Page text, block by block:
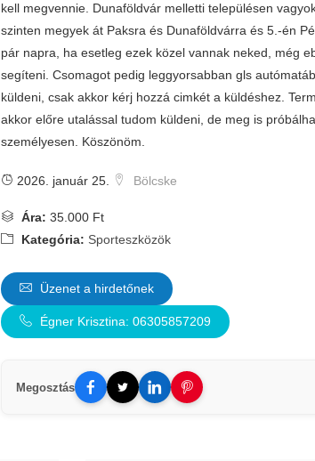
kell megvennie. Dunaföldvár melletti településen
szinten megyek át Paksra és Dunaföldvárra és 5.-én
pár napra, ha esetleg ezek közel vannak neked, még
segíteni. Csomagot pedig leggyorsabban gls
küldeni, csak akkor kérj hozzá cimkét a küldéshez.
akkor előre utalással tudom küldeni, de meg is
személyesen. Köszönöm.
2026. január 25. Bölcske
Ára: 35.000 Ft
Kategória: Sporteszközök
Üzenet a hirdetőnek
Égner Krisztina: 06305857209
Megosztás